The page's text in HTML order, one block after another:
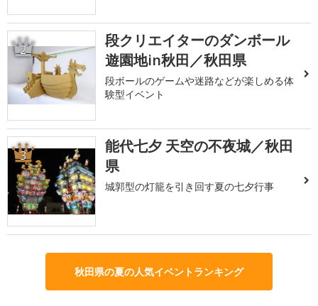
2
段クリエイターのダンボール
遊園地in秋田／秋田県
段ボールのゲームや迷路などが楽しめる体
験型イベント
3
能代七夕 天空の不夜城／秋田
県
城郭型の灯籠を引き回す夏の七夕行事
秋田県の夏の人気イベントランキング